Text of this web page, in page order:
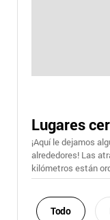
Lugares
¡Aquí le dejamos
alrededores! Las
kilómetros están
Todo